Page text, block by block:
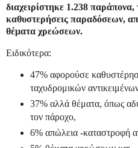
διαχειρίστηκε 1.238
καθυστερήσεις παραδόσεων,
θέματα χρεώσεων.
Ειδικότερα:
47% αφορούσε
ταχυδρομικών
37% αλλά θέματα, όπως
τον πάροχο,
6% απώλεια -καταστροφή